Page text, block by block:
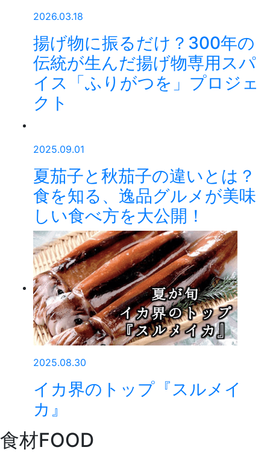
2026.03.18
揚げ物に振るだけ？300年の
伝統が生んだ揚げ物専用スパ
イス「ふりがつを」プロジェ
クト
2025.09.01
夏茄子と秋茄子の違いとは？
食を知る、逸品グルメが美味
しい食べ方を大公開！
2025.08.30
イカ界のトップ『スルメイ
カ』
食材FOOD